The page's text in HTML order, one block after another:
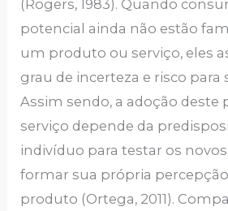
(Rogers, 1983). Quando
potencial ainda não estão
um produto ou serviço, eles
grau de incerteza e risco para
Assim sendo, a adoção deste
serviço depende da
indivíduo para testar os
formar sua própria
produto (Ortega, 2011).